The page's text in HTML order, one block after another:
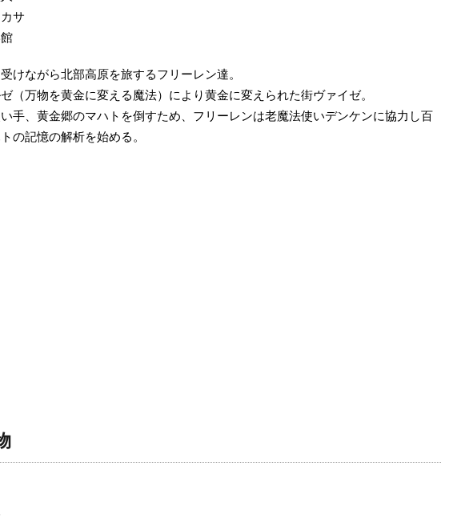
サ
けながら北部高原を旅するフリーレン達。
（万物を黄金に変える魔法）により黄金に変えられた街ヴァイゼ。
手、黄金郷のマハトを倒すため、フリーレンは老魔法使いデンケンに協力し百
の記憶の解析を始める。